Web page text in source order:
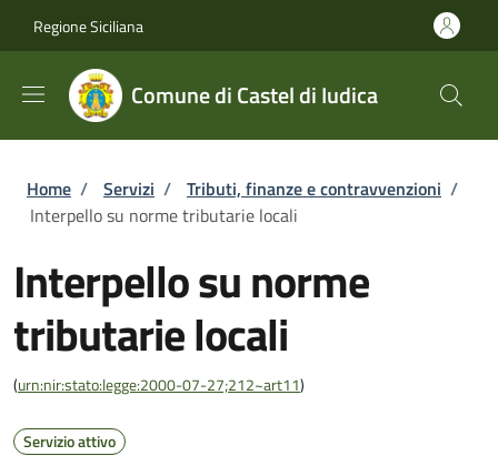
Regione Siciliana
Comune di Castel di Iudica
Briciole di pane
Home / Servizi / Tributi, finanze e contravvenzioni /
Interpello su norme tributarie locali
Interpello su norme
tributarie locali
(urn:nir:stato:legge:2000-07-27;212~art11)
Servizio attivo